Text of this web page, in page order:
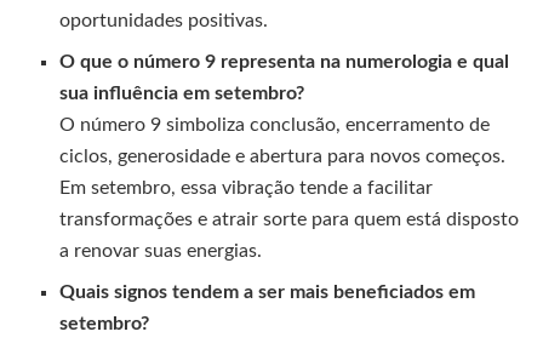
oportunidades positivas.
O que o número 9 representa na numerologia e qual
sua influência em setembro?
O número 9 simboliza conclusão, encerramento de
ciclos, generosidade e abertura para novos começos.
Em setembro, essa vibração tende a facilitar
transformações e atrair sorte para quem está disposto
a renovar suas energias.
Quais signos tendem a ser mais beneficiados em
setembro?